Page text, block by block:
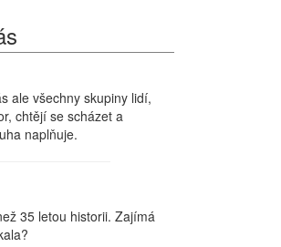
ale všechny skupiny lidí,
chtějí se scházet a
naplňuje.
35 letou historii. Zajímá